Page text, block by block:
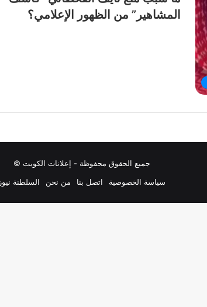
المشاهير” من الظهور الإعلامي؟
جميع الحقوق محفوظة - إعلانات الكويت ©
سياسة الخصوصية
اتصل بنا من نحن السلطنة نيوز